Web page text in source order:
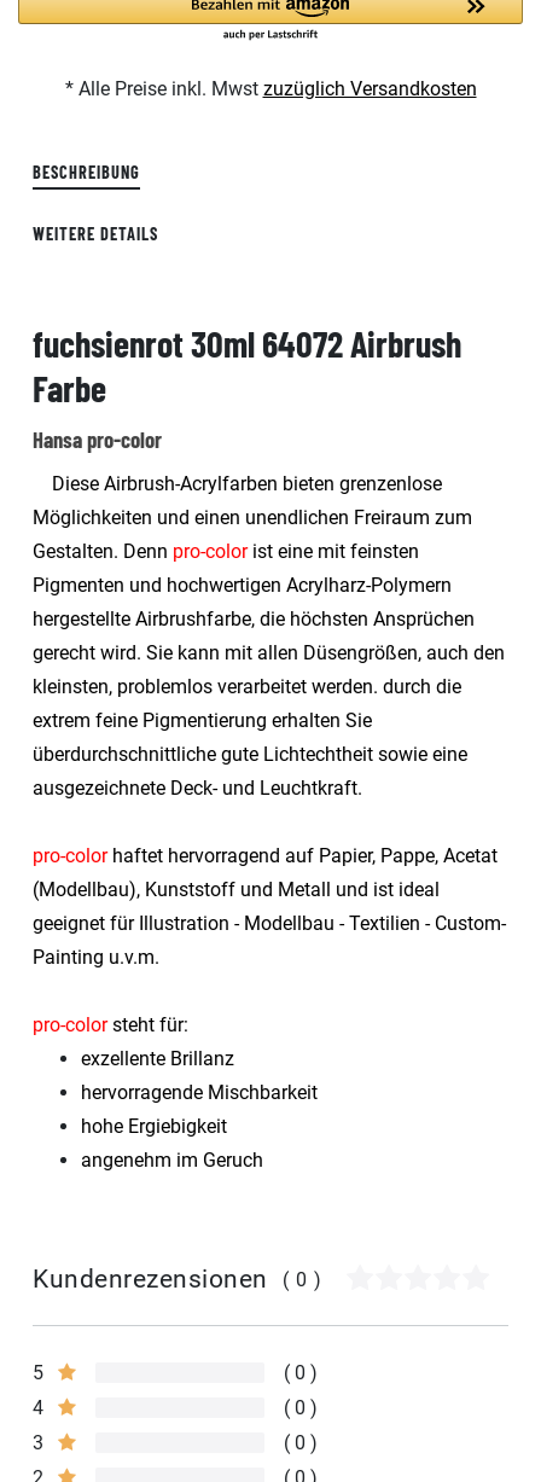
* Alle Preise inkl. Mwst zuzüglich Versandkosten
BESCHREIBUNG
WEITERE DETAILS
fuchsienrot 30ml 64072 Airbrush
Farbe
Hansa pro-color
Diese Airbrush-Acrylfarben bieten grenzenlose
Möglichkeiten und einen unendlichen Freiraum zum
Gestalten. Denn pro-colorist eine mit feinsten
Pigmenten und hochwertigen Acrylharz-Polymern
hergestellte Airbrushfarbe, die höchsten Ansprüchen
gerecht wird. Sie kann mit allen Düsengrößen, auch den
kleinsten, problemlos verarbeitet werden. durch die
extrem feine Pigmentierung erhalten Sie
überdurchschnittliche gute Lichtechtheit sowie eine
ausgezeichnete Deck- und Leuchtkraft.
pro-colorhaftet hervorragend auf Papier, Pappe, Acetat
(Modellbau), Kunststoff und Metall und ist ideal
geeignet für Illustration - Modellbau - Textilien - Custom-
Painting u.v.m.
pro-colorsteht für:
exzellente Brillanz
hervorragende Mischbarkeit
hohe Ergiebigkeit
angenehm im Geruch
Kundenrezensionen (0)
5
0
4
0
3
0